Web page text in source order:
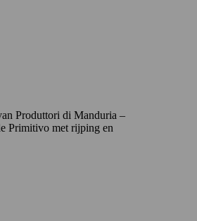
Produttori di Manduria –
Primitivo met rijping en